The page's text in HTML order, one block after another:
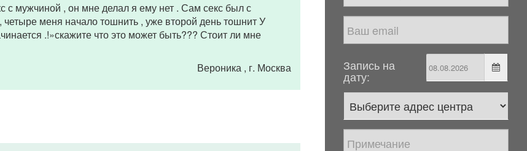
мужчиной , он мне делал я ему нет . Сам секс был с
меня начало тошнить , уже второй день тошнит У
.!»скажите что это может быть??? Стоит ли мне
Вероника , г. Москва Запись на
дату: